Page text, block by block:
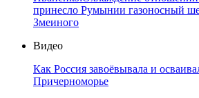
принесло Румынии газоносный
Змеиного
Видео
Как Россия завоёвывала и
Причерноморье